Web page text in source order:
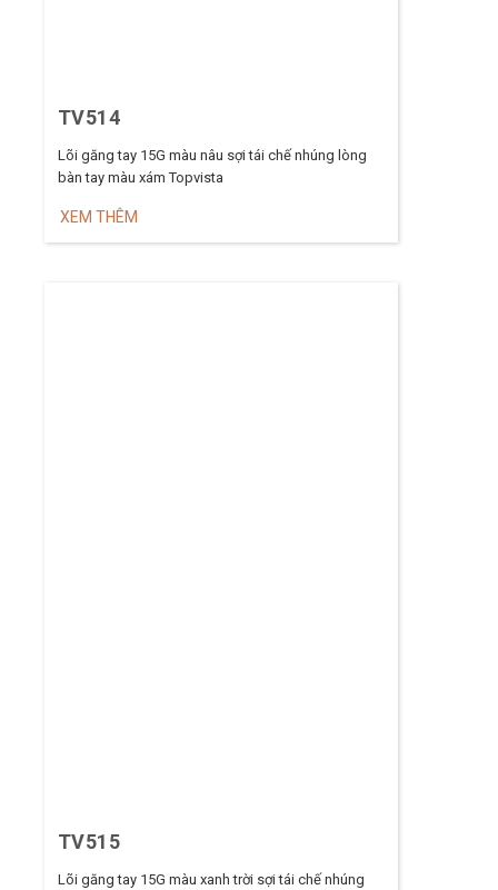
TV514
Lõi găng tay 15G màu nâu sợi tái chế nhúng lòng
bàn tay màu xám Topvista
XEM THÊM
TV515
Lõi găng tay 15G màu xanh trời sợi tái chế nhúng